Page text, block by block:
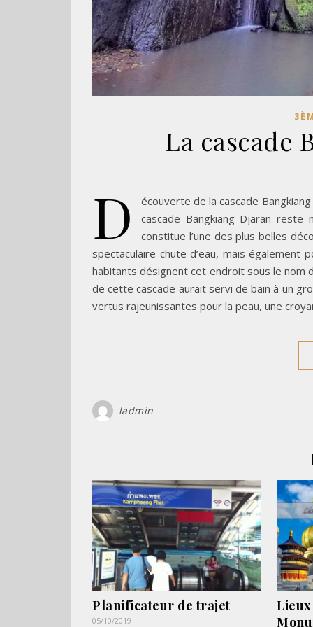
La cascade
D
écouverte de la cascade
cascade Bangkiang Djaran
constitue l’une des plus belles
spectaculaire chute d’eau, mais également
habitants désignent cet endroit sous le nom
de cette cascade aurait servi de bain à un
vertus rajeunissantes pour la peau, une
ladmin
Planificateur de trajet
05/10/2019